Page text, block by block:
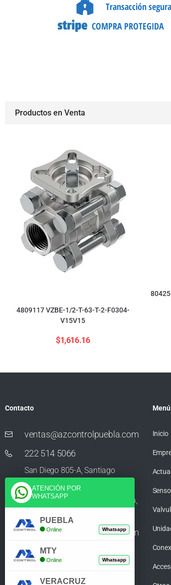
Transacción
COMPRA PROTEGIDA
Productos en Venta
4809117 VZBE-1/2-T-63-T-2-F0304-
V15V15
$1,616.16
Contacto
ventas@azcontrolpuebla.com
222 514 5066
San Diego 805-A, Santiago
Momoxpan, Residencial San
Diego los Sauces, 72750 Cholula,
Puebla
ventas@azcontrolpuebla.com
272 282 8890
Poniente. 7 469, Centro, 94370
Orizaba, Veracruz
Menú
Inicio
ATENCIÓN POR
WHATSAPP
PUEBLA
Online Whatsapp
MTY
Online Whatsapp
VERACRUZ